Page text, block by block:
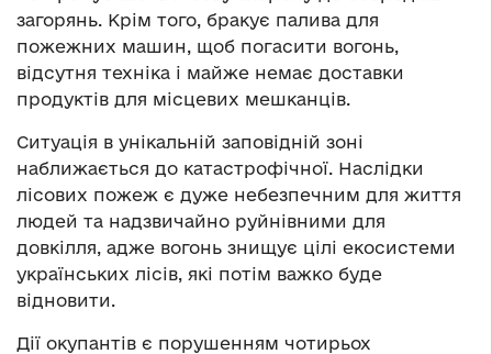
загорянь. Крім того, бракує палива для
пожежних машин, щоб погасити вогонь,
відсутня техніка і майже немає доставки
продуктів для місцевих мешканців.
Ситуація в унікальній заповідній зоні
наближається до катастрофічної. Наслідки
лісових пожеж є дуже небезпечним для життя
людей та надзвичайно руйнівними для
довкілля, адже вогонь знищує цілі екосистеми
українських лісів, які потім важко буде
відновити.
Дії окупантів є порушенням чотирьох